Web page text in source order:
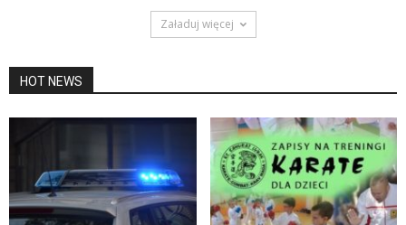
Załaduj więcej
HOT NEWS